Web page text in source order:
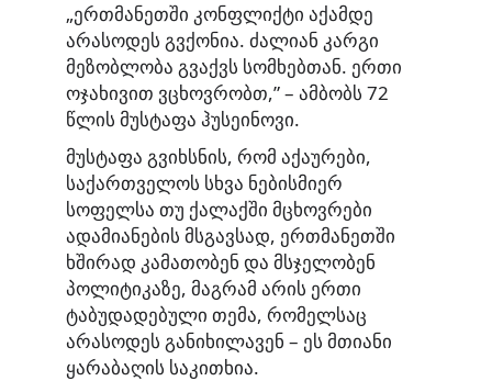
„ერთმანეთში კონფლიქტი აქამდე
არასოდეს გვქონია. ძალიან კარგი
მეზობლობა გვაქვს სომხებთან. ერთი
ოჯახივით ვცხოვრობთ,” – ამბობს 72
წლის მუსტაფა ჰუსეინოვი.
მუსტაფა გვიხსნის, რომ აქაურები,
საქართველოს სხვა ნებისმიერ
სოფელსა თუ ქალაქში მცხოვრები
ადამიანების მსგავსად, ერთმანეთში
ხშირად კამათობენ და მსჯელობენ
პოლიტიკაზე, მაგრამ არის ერთი
ტაბუდადებული თემა, რომელსაც
არასოდეს განიხილავენ – ეს მთიანი
ყარაბაღის საკითხია.